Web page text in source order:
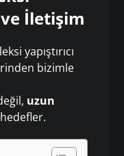
ve İletişim
yapıştırıcı
bizimle
uzun